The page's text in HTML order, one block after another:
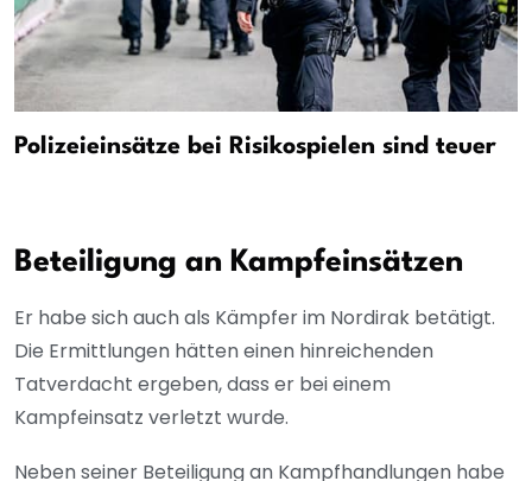
Polizeieinsätze bei Risikospielen sind teuer
Beteiligung an Kampfeinsätzen
Er habe sich auch als Kämpfer im Nordirak betätigt.
Die Ermittlungen hätten einen hinreichenden
Tatverdacht ergeben, dass er bei einem
Kampfeinsatz verletzt wurde.
Neben seiner Beteiligung an Kampfhandlungen habe